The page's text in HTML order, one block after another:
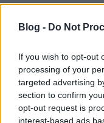
Blog - Do Not
If you wish to opt-out
processing of your
targeted advertising
section to confirm
opt-out request is
interest-based ads